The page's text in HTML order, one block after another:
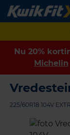
Nu 20%
Michelin
225/60R18 104V